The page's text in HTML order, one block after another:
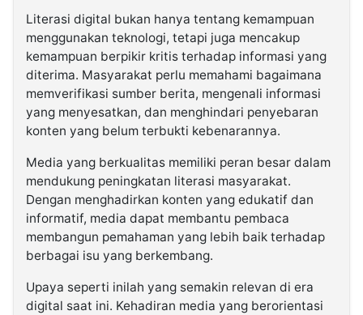
Literasi digital bukan hanya tentang kemampuan
menggunakan teknologi, tetapi juga mencakup
kemampuan berpikir kritis terhadap informasi yang
diterima. Masyarakat perlu memahami bagaimana
memverifikasi sumber berita, mengenali informasi
yang menyesatkan, dan menghindari penyebaran
konten yang belum terbukti kebenarannya.
Media yang berkualitas memiliki peran besar dalam
mendukung peningkatan literasi masyarakat.
Dengan menghadirkan konten yang edukatif dan
informatif, media dapat membantu pembaca
membangun pemahaman yang lebih baik terhadap
berbagai isu yang berkembang.
Upaya seperti inilah yang semakin relevan di era
digital saat ini. Kehadiran media yang berorientasi